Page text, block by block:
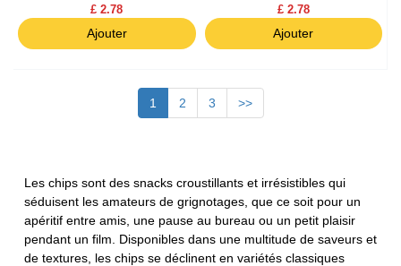
£ 2.78
Ajouter
£ 2.78
Ajouter
1 2 3 >>
Les chips sont des snacks croustillants et irrésistibles qui
séduisent les amateurs de grignotages, que ce soit pour un
apéritif entre amis, une pause au bureau ou un petit plaisir
pendant un film. Disponibles dans une multitude de saveurs et
de textures, les chips se déclinent en variétés classiques